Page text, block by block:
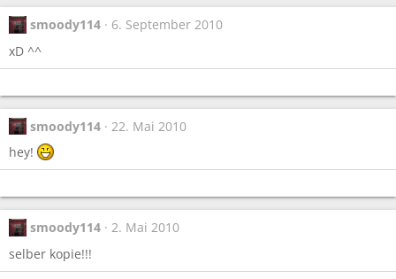
smoody114
6. September 2010
xD ^^
smoody114
22. Mai 2010
hey!
smoody114
2. Mai 2010
selber kopie!!!